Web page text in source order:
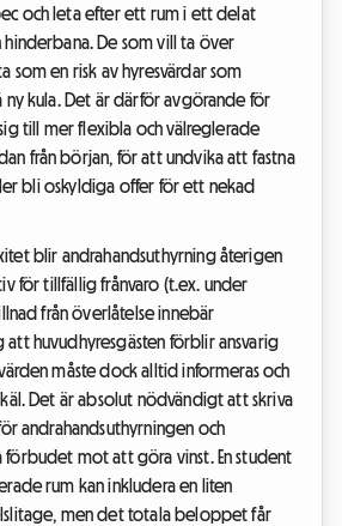
och leta efter ett rum i ett delat
De som vill ta över
som en risk av hyresvärdar som
kula. Det är därför avgörande för
till mer flexibla och välreglerade
från början, för att undvika att fastna
bli oskyldiga offer för ett nekad
blir andrahandsuthyrning återigen
för tillfällig frånvaro (t.ex. under
från överlåtelse innebär
att huvudhyresgästen förblir ansvarig
måste dock alltid informeras och
Det är absolut nödvändigt att skriva
andrahandsuthyrningen och
mot att göra vinst. En student
rum kan inkludera en liten
men det totala beloppet får